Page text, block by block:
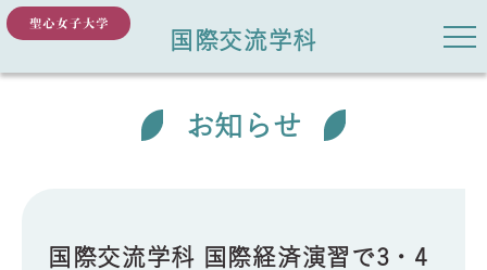
国際交流学科
お知らせ
国際交流学科 国際経済演習で3・4